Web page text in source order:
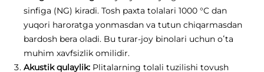
sinfiga (NG) kiradi. Tosh paxta tolalari 1000 °C dan
yuqori haroratga yonmasdan va tutun chiqarmasdan
bardosh bera oladi. Bu turar-joy binolari uchun oʻta
muhim xavfsizlik omilidir.
Akustik qulaylik: Plitalarning tolali tuzilishi tovush